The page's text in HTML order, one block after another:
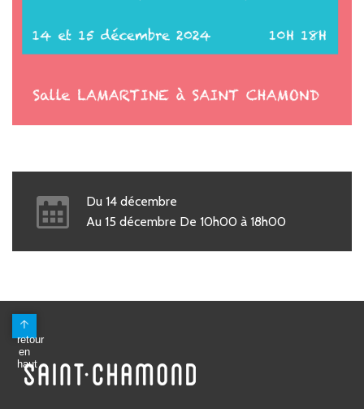
Du 14 décembre
Au 15 décembre De 10h00 à 18h00
Mairie